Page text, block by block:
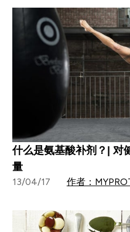
什么是氨基酸补剂？| 对
量
13/04/17 作者：